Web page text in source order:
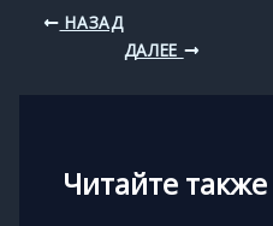
НАЗАД
ДАЛЕЕ
Читайте также